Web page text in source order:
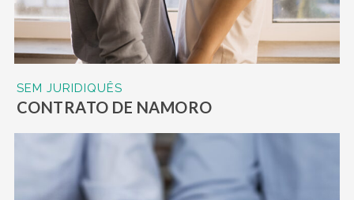
SEM JURIDIQUÊS
CONTRATO DE NAMORO